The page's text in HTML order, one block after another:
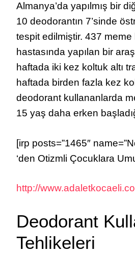
Almanya’da yapılmış bir
10 deodorantın 7’sinde
tespit edilmiştir. 437 meme
hastasında yapılan bir
haftada iki kez koltuk altı
haftada birden fazla kez
deodorant kullananlarda
15 yaş daha erken
[irp posts=”1465″
‘den Otizmli Çocuklara
http://
Deodorant
Tehlikeleri